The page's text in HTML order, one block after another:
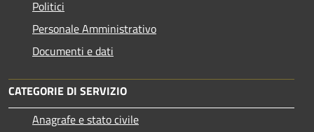
Politici
Personale Amministrativo
Documenti e dati
CATEGORIE DI SERVIZIO
Anagrafe e stato civile